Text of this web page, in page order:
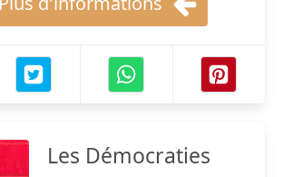
Les Démocraties